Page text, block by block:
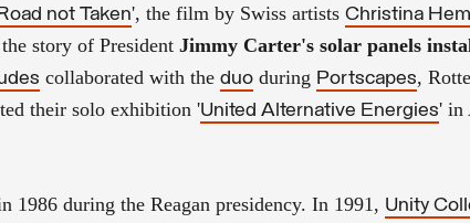
not Taken', the film by Swiss artists Christina
story of President Jimmy Carter's solar panels
collaborated with the duo during Portscapes,
their solo exhibition 'United Alternative Energies' in
during the Reagan presidency. In 1991, Unity